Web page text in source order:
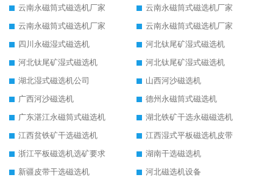
云南永磁筒式磁选机厂家
云南永磁筒式磁选机厂家
云南永磁筒式磁选机厂家
云南永磁筒式磁选机厂家
四川永磁湿式磁选机
河北钛尾矿湿式磁选机
河北钛尾矿湿式磁选机
河北钛尾矿湿式磁选机
湖北湿式磁选机公司
山西河沙磁选机
广西河沙磁选机
德州永磁筒式磁选机
广东湛江永磁筒式磁选机
湖北铁矿干选永磁磁选机
江西贫铁矿干选磁选机
江西湿式平板磁选机皮带
浙江平板磁选机选矿要求
湖南干选磁选机
新疆皮带干选磁选机
河北磁选机设备